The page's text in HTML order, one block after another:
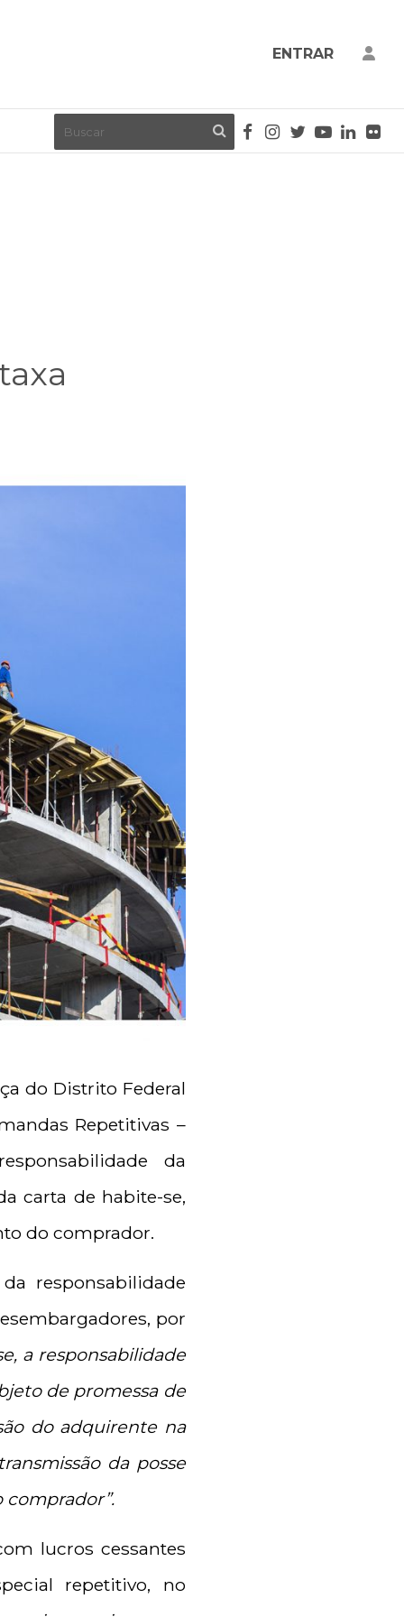
ENTRAR
do Distrito Federal
Repetitivas –
da
carta de habite-se,
do comprador.
responsabilidade
por
a responsabilidade
de promessa de
do adquirente na
da posse
lucros cessantes
repetitivo, no